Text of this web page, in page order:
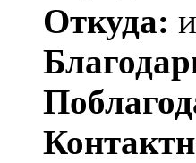
Откуда: